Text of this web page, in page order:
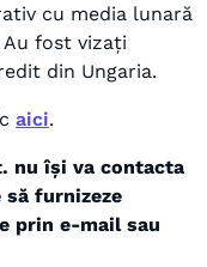
cu media lunară
fost vizați
din Ungaria.
aici.
nu își va contacta
furnizeze
prin e-mail sau